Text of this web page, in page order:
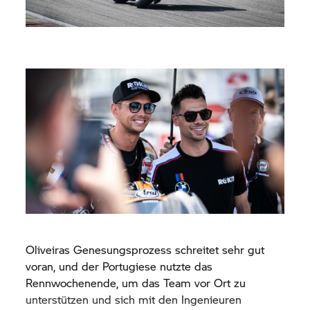
Oliveiras Genesungsprozess schreitet sehr gut
voran, und der Portugiese nutzte das
Rennwochenende, um das Team vor Ort zu
unterstützen und sich mit den Ingenieuren